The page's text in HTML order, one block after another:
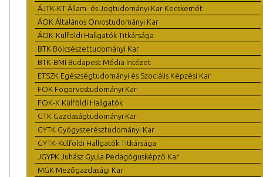
ÁJTK-KT Állam- és Jogtudományi Kar Kecskemét
ÁOK Általános Orvostudományi Kar
ÁOK-Külföldi Hallgatók Titkársága
BTK Bölcsészettudományi Kar
BTK-BMI Budapest Média Intézet
ETSZK Egészségtudományi és Szociális Képzési Kar
FOK Fogorvostudományi Kar
FOK-K Külföldi Hallgatók
GTK Gazdaságtudományi Kar
GYTK Gyógyszerésztudományi Kar
GYTK-Külföldi Hallgatók Titkársága
JGYPK Juhász Gyula Pedagógusképző Kar
MGK Mezőgazdasági Kar